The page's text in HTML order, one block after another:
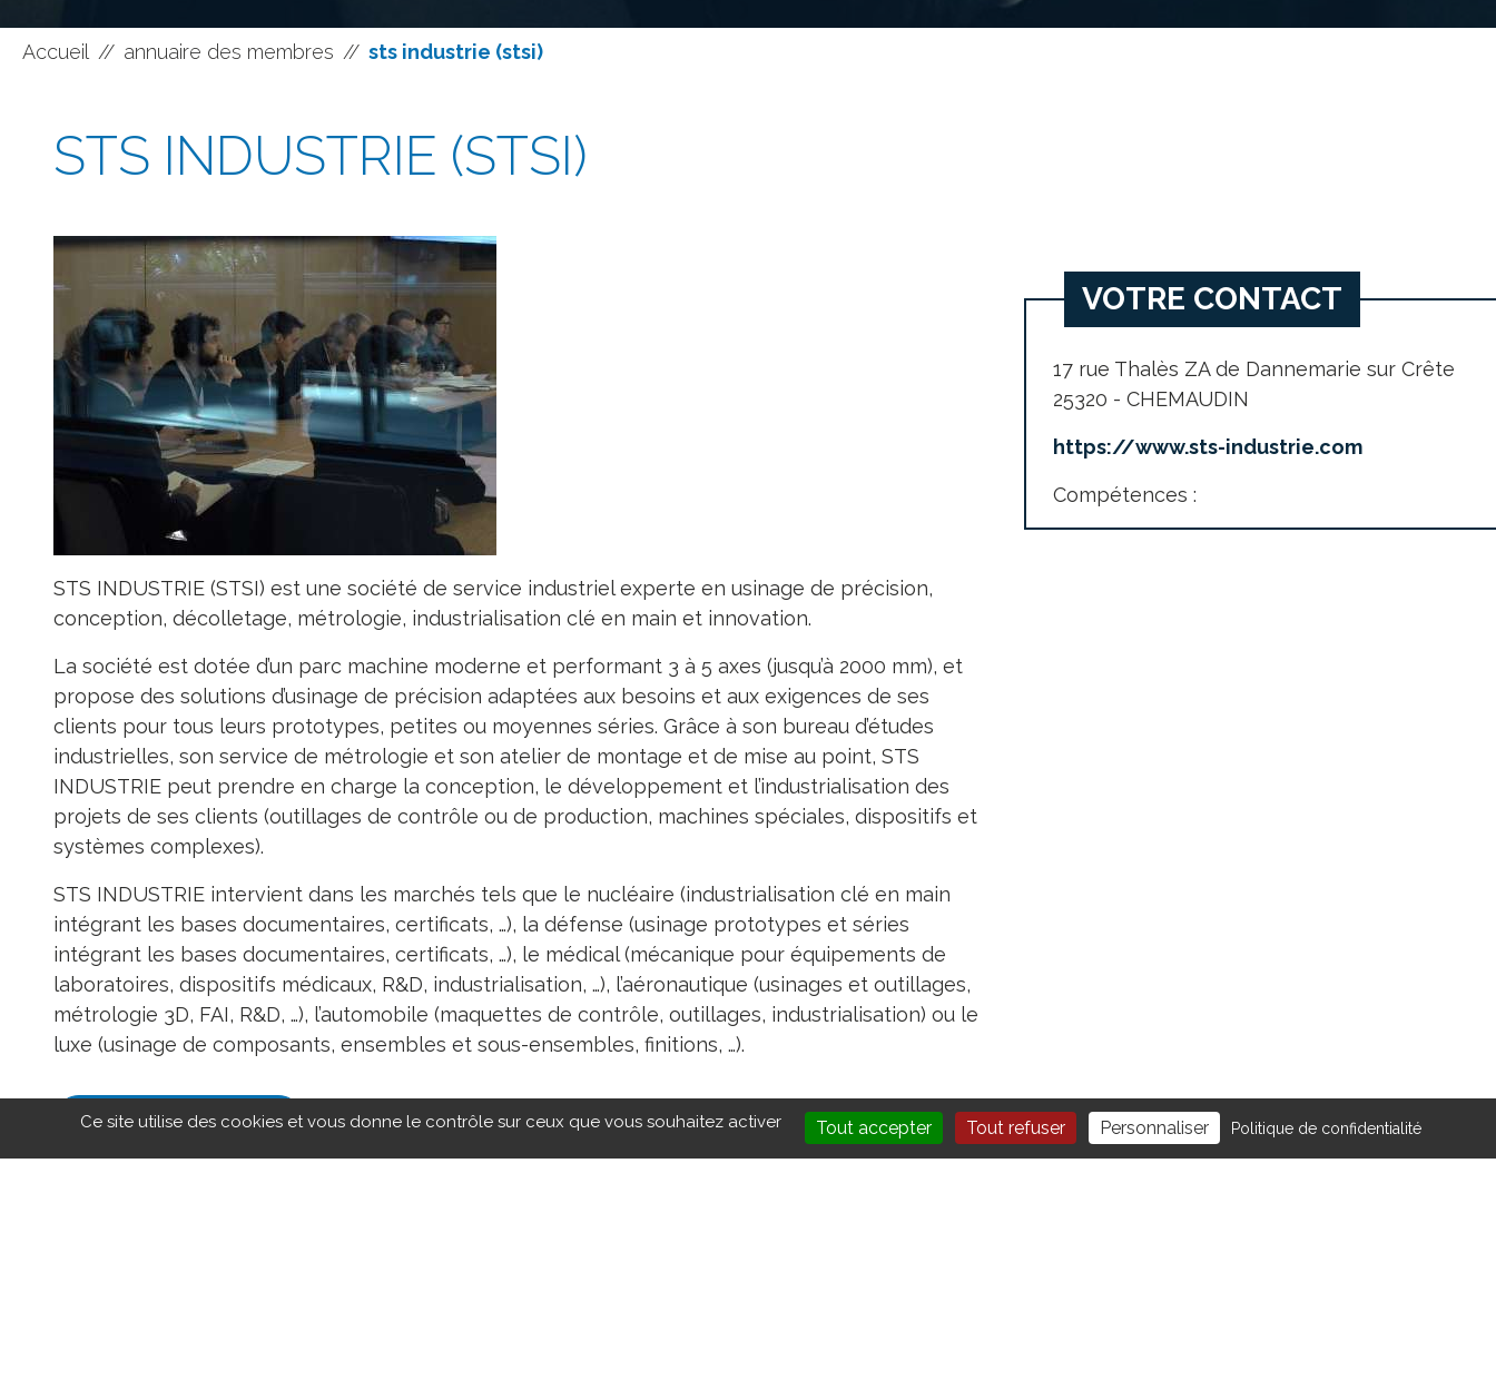
Accueil // annuaire des membres // sts industrie (stsi)
STS INDUSTRIE (STSI)
STS INDUSTRIE (STSI) est une société de service industriel experte en usinage de précision,
conception, décolletage, métrologie, industrialisation clé en main et innovation.
La société est dotée d’un parc machine moderne et performant 3 à 5 axes (jusqu’à 2000 mm), et
propose des solutions d’usinage de précision adaptées aux besoins et aux exigences de ses
clients pour tous leurs prototypes, petites ou moyennes séries. Grâce à son bureau d’études
industrielles, son service de métrologie et son atelier de montage et de mise au point, STS
INDUSTRIE peut prendre en charge la conception, le développement et l’industrialisation des
projets de ses clients (outillages de contrôle ou de production, machines spéciales, dispositifs et
systèmes complexes).
STS INDUSTRIE intervient dans les marchés tels que le nucléaire (industrialisation clé en main
intégrant les bases documentaires, certificats, …), la défense (usinage prototypes et séries
intégrant les bases documentaires, certificats, …), le médical (mécanique pour équipements de
laboratoires, dispositifs médicaux, R&D, industrialisation, …), l’aéronautique (usinages et outillages,
métrologie 3D, FAI, R&D, …), l’automobile (maquettes de contrôle, outillages, industrialisation) ou le
luxe (usinage de composants, ensembles et sous-ensembles, finitions, …).
VOTRE CONTACT
17 rue Thalès ZA de Dannemarie sur Crête
25320 - CHEMAUDIN
https://www.sts-industrie.com
Compétences :
REVENIR À L'ANNUAIRE
Ce site utilise des cookies et vous donne le contrôle sur ceux que vous souhaitez activer Tout accepter Tout refuser Personnaliser Politique de confidentialité